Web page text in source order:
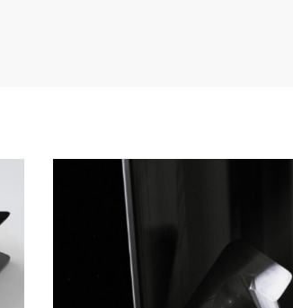
Design
SMALL SLIDER